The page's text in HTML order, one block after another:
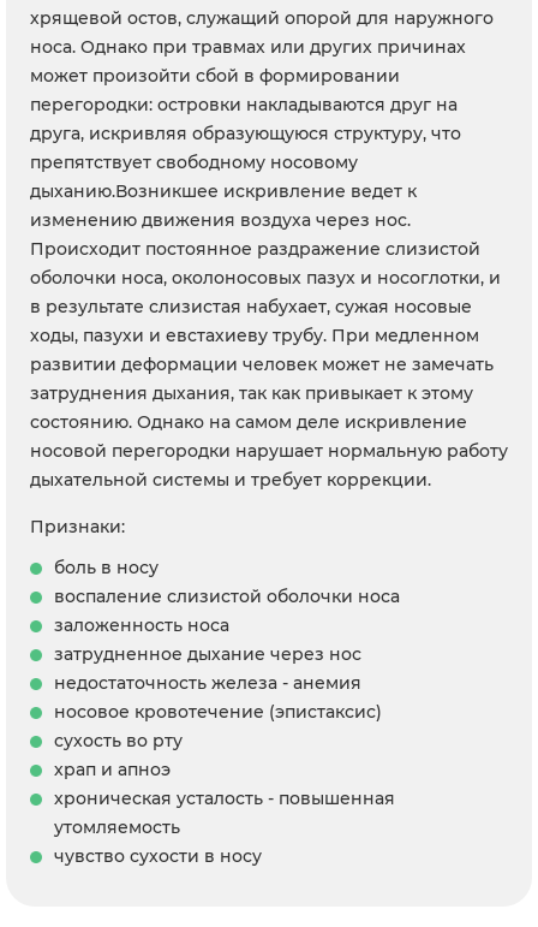
хрящевой остов, служащий опорой для наружного
носа. Однако при травмах или других причинах
может произойти сбой в формировании
перегородки: островки накладываются друг на
друга, искривляя образующуюся структуру, что
препятствует свободному носовому
дыханию.Возникшее искривление ведет к
изменению движения воздуха через нос.
Происходит постоянное раздражение слизистой
оболочки носа, околоносовых пазух и носоглотки, и
в результате слизистая набухает, сужая носовые
ходы, пазухи и евстахиеву трубу. При медленном
развитии деформации человек может не замечать
затруднения дыхания, так как привыкает к этому
состоянию. Однако на самом деле искривление
носовой перегородки нарушает нормальную работу
дыхательной системы и требует коррекции.
Признаки:
боль в носу
воспаление слизистой оболочки носа
заложенность носа
затрудненное дыхание через нос
недостаточность железа - анемия
носовое кровотечение (эпистаксис)
сухость во рту
храп и апноэ
хроническая усталость - повышенная
утомляемость
чувство сухости в носу